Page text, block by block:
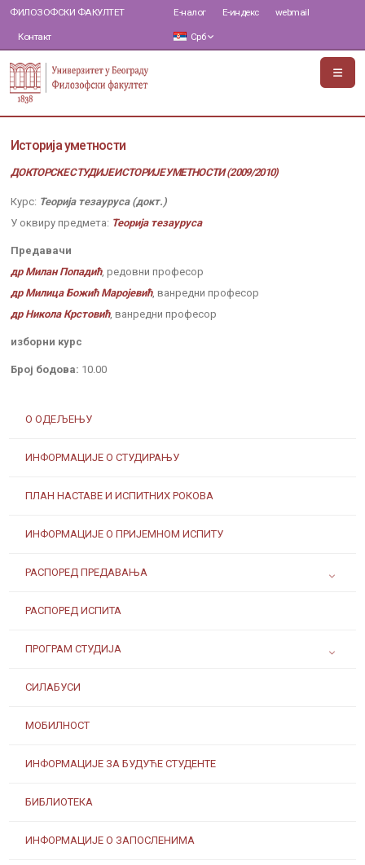
ФИЛОЗОФСКИ ФАКУЛТЕТ
Контакт
Е-налог Е-индекс webmail
Срб
О ОДЕЉЕЊУ
ИНФОРМАЦИЈЕ О СТУДИРАЊУ
ПЛАН НАСТАВЕ И ИСПИТНИХ РОКОВА
ИНФОРМАЦИЈЕ О ПРИЈЕМНОМ ИСПИТУ
РАСПОРЕД ПРЕДАВАЊА
РАСПОРЕД ИСПИТА
ПРОГРАМ СТУДИЈА
СИЛАБУСИ
МОБИЛНОСТ
ИНФОРМАЦИЈЕ ЗА БУДУЋЕ СТУДЕНТЕ
БИБЛИОТЕКА
ИНФОРМАЦИЈЕ О ЗАПОСЛЕНИМА
Историја уметности
ДОКТОРСКЕ СТУДИЈЕ ИСТОРИЈЕ УМЕТНОСТИ (2009/2010)
Курс: Теорија тезауруса (докт.)
У оквиру предмета: Теорија тезауруса
Предавачи
др Милан Попадић, редовни професор
др Милица Божић Маројевић, ванредни професор
др Никола Крстовић, ванредни професор
изборни курс
Број бодова: 10.00